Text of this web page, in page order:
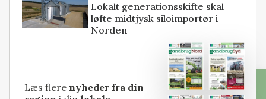
Lokalt generationsskifte skal
løfte midtjysk siloimportør i
Norden
Læs flere nyheder fra din